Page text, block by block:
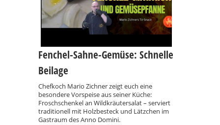
Fenchel-Sahne-Gemüse: Schnelle
Beilage
Chefkoch Mario Zichner zeigt euch eine
besondere Vorspeise aus seiner Küche:
Froschschenkel an Wildkräutersalat – serviert
traditionell mit Holzbesteck und Lätzchen im
Gastraum des Anno Domini.